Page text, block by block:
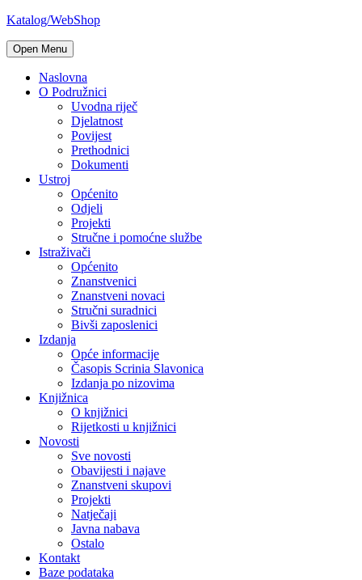
Katalog/WebShop
Open Menu
Naslovna
O Podružnici
Uvodna riječ
Djelatnost
Povijest
Prethodnici
Dokumenti
Ustroj
Općenito
Odjeli
Projekti
Stručne i pomoćne službe
Istraživači
Općenito
Znanstvenici
Znanstveni novaci
Stručni suradnici
Bivši zaposlenici
Izdanja
Opće informacije
Časopis Scrinia Slavonica
Izdanja po nizovima
Knjižnica
O knjižnici
Rijetkosti u knjižnici
Novosti
Sve novosti
Obavijesti i najave
Znanstveni skupovi
Projekti
Natječaji
Javna nabava
Ostalo
Kontakt
Baze podataka